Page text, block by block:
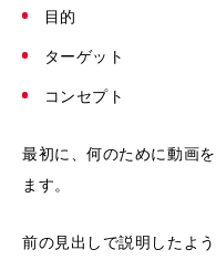
目的
ターゲット
コンセプト
最初に、何のために動画
ます。
前の見出しで説明したよ